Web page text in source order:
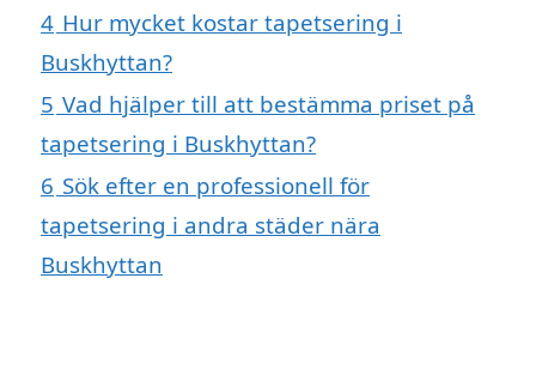
4 Hur mycket kostar tapetsering i
Buskhyttan?
5 Vad hjälper till att bestämma priset på
tapetsering i Buskhyttan?
6 Sök efter en professionell för
tapetsering i andra städer nära
Buskhyttan